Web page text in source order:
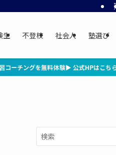
生 不登校 社会人 塾選び
HPはこちら！